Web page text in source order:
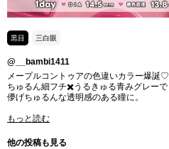
黒目 三白眼
@__bambi1411
メープルコントゥアの色違いカラー爆誕♡
ちゅるん細フチ✖️うるきゅる青みグレーで
儚げちゅるんな透明感のある瞳に。
もっと読む
他の投稿も見る